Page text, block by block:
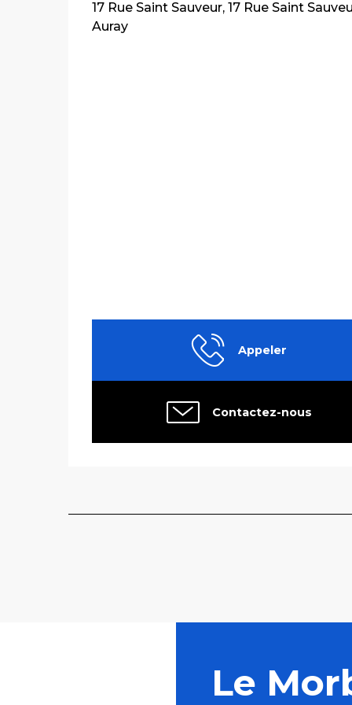
17 Rue Saint Sauveur, 17 Rue Saint
Auray
Appeler
Contactez-nous
Le